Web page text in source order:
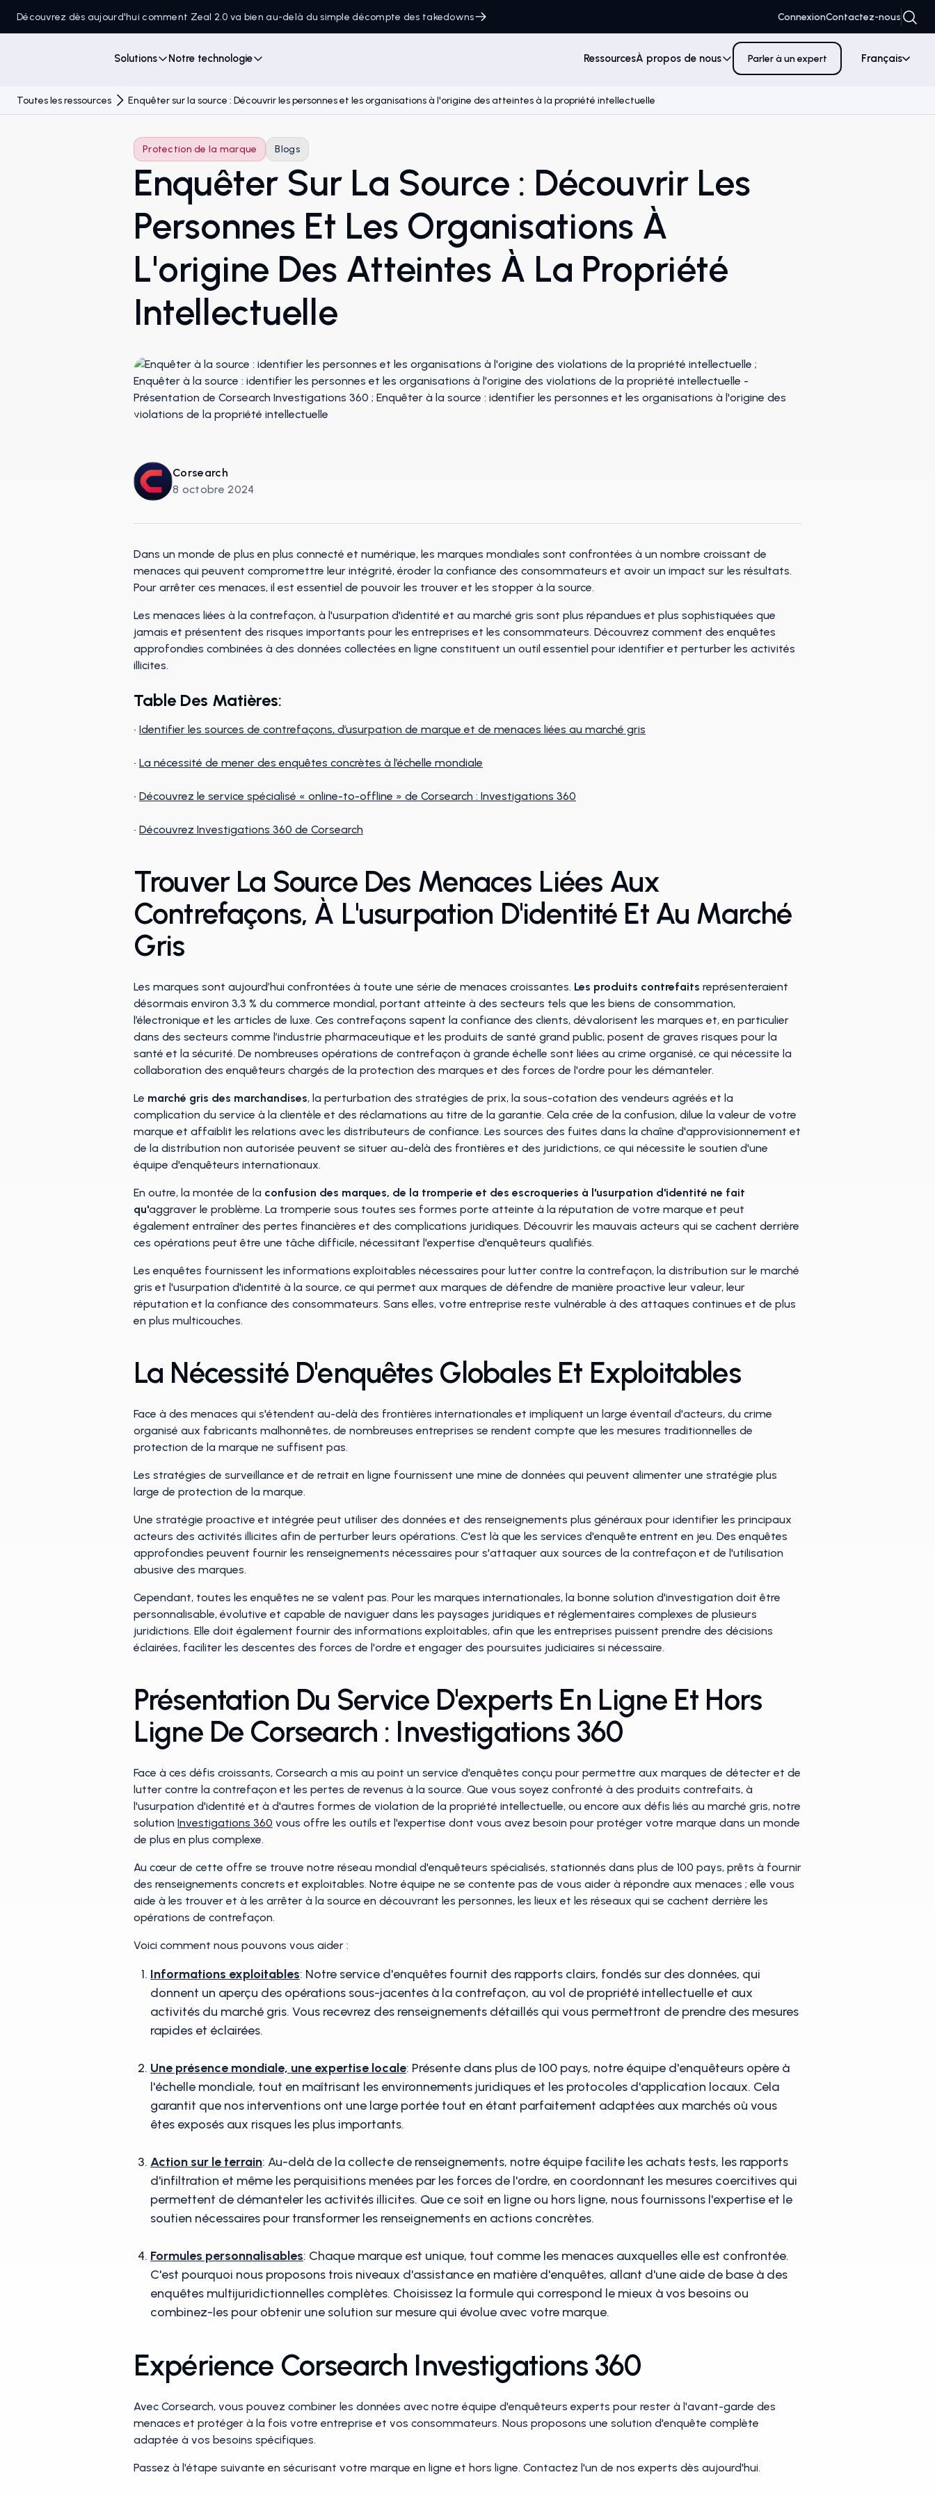
Découvrez dès aujourd'hui comment Zeal 2.0 va bien au-delà du simple décompte des takedowns ConnexionContactez-nous
Solutions Notre technologie RessourcesÀ propos de nous Parler à un expert Français
Toutes les ressources Enquêter sur la source : Découvrir les personnes et les organisations à l'origine des atteintes à la propriété intellectuelle
Protection de la marque Blogs
Enquêter Sur La Source : Découvrir Les
Personnes Et Les Organisations À
L'origine Des Atteintes À La Propriété
Intellectuelle
Corsearch
8 octobre 2024
Dans un monde de plus en plus connecté et numérique, les marques mondiales sont confrontées à un nombre croissant de
menaces qui peuvent compromettre leur intégrité, éroder la confiance des consommateurs et avoir un impact sur les résultats.
Pour arrêter ces menaces, il est essentiel de pouvoir les trouver et les stopper à la source.
Les menaces liées à la contrefaçon, à l'usurpation d'identité et au marché gris sont plus répandues et plus sophistiquées que
jamais et présentent des risques importants pour les entreprises et les consommateurs. Découvrez comment des enquêtes
approfondies combinées à des données collectées en ligne constituent un outil essentiel pour identifier et perturber les activités
illicites.
Table Des Matières:
• Identifier les sources de contrefaçons, d’usurpation de marque et de menaces liées au marché gris
• La nécessité de mener des enquêtes concrètes à l’échelle mondiale
• Découvrez le service spécialisé « online-to-offline » de Corsearch : Investigations 360
• Découvrez Investigations 360 de Corsearch
Trouver La Source Des Menaces Liées Aux
Contrefaçons, À L'usurpation D'identité Et Au Marché
Gris
Les marques sont aujourd’hui confrontées à toute une série de menaces croissantes. Les produits contrefaits représenteraient
désormais environ 3,3 % du commerce mondial, portant atteinte à des secteurs tels que les biens de consommation,
l’électronique et les articles de luxe. Ces contrefaçons sapent la confiance des clients, dévalorisent les marques et, en particulier
dans des secteurs comme l’industrie pharmaceutique et les produits de santé grand public, posent de graves risques pour la
santé et la sécurité. De nombreuses opérations de contrefaçon à grande échelle sont liées au crime organisé, ce qui nécessite la
collaboration des enquêteurs chargés de la protection des marques et des forces de l'ordre pour les démanteler.
Le marché gris des marchandises, la perturbation des stratégies de prix, la sous-cotation des vendeurs agréés et la
complication du service à la clientèle et des réclamations au titre de la garantie. Cela crée de la confusion, dilue la valeur de votre
marque et affaiblit les relations avec les distributeurs de confiance. Les sources des fuites dans la chaîne d'approvisionnement et
de la distribution non autorisée peuvent se situer au-delà des frontières et des juridictions, ce qui nécessite le soutien d'une
équipe d'enquêteurs internationaux.
En outre, la montée de la confusion des marques, de la tromperie et des escroqueries à l'usurpation d'identité ne fait
qu'aggraver le problème. La tromperie sous toutes ses formes porte atteinte à la réputation de votre marque et peut
également entraîner des pertes financières et des complications juridiques. Découvrir les mauvais acteurs qui se cachent derrière
ces opérations peut être une tâche difficile, nécessitant l'expertise d'enquêteurs qualifiés.
Les enquêtes fournissent les informations exploitables nécessaires pour lutter contre la contrefaçon, la distribution sur le marché
gris et l'usurpation d'identité à la source, ce qui permet aux marques de défendre de manière proactive leur valeur, leur
réputation et la confiance des consommateurs. Sans elles, votre entreprise reste vulnérable à des attaques continues et de plus
en plus multicouches.
La Nécessité D'enquêtes Globales Et Exploitables
Face à des menaces qui s'étendent au-delà des frontières internationales et impliquent un large éventail d'acteurs, du crime
organisé aux fabricants malhonnêtes, de nombreuses entreprises se rendent compte que les mesures traditionnelles de
protection de la marque ne suffisent pas.
Les stratégies de surveillance et de retrait en ligne fournissent une mine de données qui peuvent alimenter une stratégie plus
large de protection de la marque.
Une stratégie proactive et intégrée peut utiliser des données et des renseignements plus généraux pour identifier les principaux
acteurs des activités illicites afin de perturber leurs opérations. C'est là que les services d'enquête entrent en jeu. Des enquêtes
approfondies peuvent fournir les renseignements nécessaires pour s'attaquer aux sources de la contrefaçon et de l'utilisation
abusive des marques.
Cependant, toutes les enquêtes ne se valent pas. Pour les marques internationales, la bonne solution d'investigation doit être
personnalisable, évolutive et capable de naviguer dans les paysages juridiques et réglementaires complexes de plusieurs
juridictions. Elle doit également fournir des informations exploitables, afin que les entreprises puissent prendre des décisions
éclairées, faciliter les descentes des forces de l'ordre et engager des poursuites judiciaires si nécessaire.
Présentation Du Service D'experts En Ligne Et Hors
Ligne De Corsearch : Investigations 360
Face à ces défis croissants, Corsearch a mis au point un service d'enquêtes conçu pour permettre aux marques de détecter et de
lutter contre la contrefaçon et les pertes de revenus à la source. Que vous soyez confronté à des produits contrefaits, à
l'usurpation d'identité et à d'autres formes de violation de la propriété intellectuelle, ou encore aux défis liés au marché gris, notre
solution Investigations 360 vous offre les outils et l'expertise dont vous avez besoin pour protéger votre marque dans un monde
de plus en plus complexe.
Au cœur de cette offre se trouve notre réseau mondial d'enquêteurs spécialisés, stationnés dans plus de 100 pays, prêts à fournir
des renseignements concrets et exploitables. Notre équipe ne se contente pas de vous aider à répondre aux menaces ; elle vous
aide à les trouver et à les arrêter à la source en découvrant les personnes, les lieux et les réseaux qui se cachent derrière les
opérations de contrefaçon.
Voici comment nous pouvons vous aider :
Informations exploitables: Notre service d'enquêtes fournit des rapports clairs, fondés sur des données, qui
donnent un aperçu des opérations sous-jacentes à la contrefaçon, au vol de propriété intellectuelle et aux
activités du marché gris. Vous recevrez des renseignements détaillés qui vous permettront de prendre des mesures
rapides et éclairées.
Une présence mondiale, une expertise locale: Présente dans plus de 100 pays, notre équipe d'enquêteurs opère à
l'échelle mondiale, tout en maîtrisant les environnements juridiques et les protocoles d'application locaux. Cela
garantit que nos interventions ont une large portée tout en étant parfaitement adaptées aux marchés où vous
êtes exposés aux risques les plus importants.
Action sur le terrain: Au-delà de la collecte de renseignements, notre équipe facilite les achats tests, les rapports
d'infiltration et même les perquisitions menées par les forces de l'ordre, en coordonnant les mesures coercitives qui
permettent de démanteler les activités illicites. Que ce soit en ligne ou hors ligne, nous fournissons l'expertise et le
soutien nécessaires pour transformer les renseignements en actions concrètes.
Formules personnalisables: Chaque marque est unique, tout comme les menaces auxquelles elle est confrontée.
C'est pourquoi nous proposons trois niveaux d'assistance en matière d'enquêtes, allant d'une aide de base à des
enquêtes multijuridictionnelles complètes. Choisissez la formule qui correspond le mieux à vos besoins ou
combinez-les pour obtenir une solution sur mesure qui évolue avec votre marque.
Expérience Corsearch Investigations 360
Avec Corsearch, vous pouvez combiner les données avec notre équipe d'enquêteurs experts pour rester à l'avant-garde des
menaces et protéger à la fois votre entreprise et vos consommateurs. Nous proposons une solution d'enquête complète
adaptée à vos besoins spécifiques.
Passez à l'étape suivante en sécurisant votre marque en ligne et hors ligne. Contactez l'un de nos experts dès aujourd'hui.